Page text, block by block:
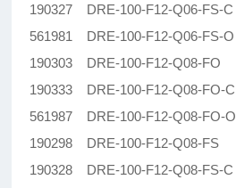
190327 DRE-100-F12-Q06-FS-C
561981 DRE-100-F12-Q06-FS-O
190303 DRE-100-F12-Q08-FO
190333 DRE-100-F12-Q08-FO-C
561987 DRE-100-F12-Q08-FO-O
190298 DRE-100-F12-Q08-FS
190328 DRE-100-F12-Q08-FS-C